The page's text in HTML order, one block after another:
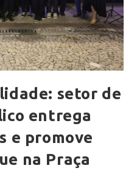
setor de
entrega
e promove
na Praça